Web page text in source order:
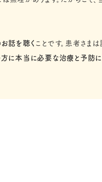
話を聴くことです。患者さま
方に本当に必要な治療と予防